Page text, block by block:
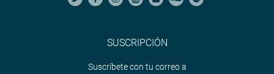
SUSCRIPCIÓN
Suscríbete con tu correo a